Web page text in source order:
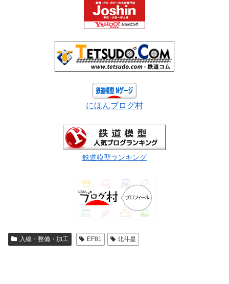
にほんブログ村
鉄道模型ランキング
入線・整備・加工 EF81 北斗星